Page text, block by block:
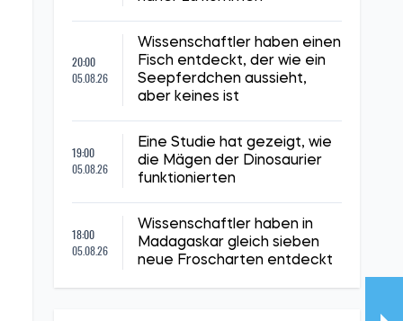
20:00
05.08.26
Wissenschaftler haben einen
Fisch entdeckt, der wie ein
Seepferdchen aussieht,
aber keines ist
19:00
05.08.26
Eine Studie hat gezeigt, wie
die Mägen der Dinosaurier
funktionierten
18:00
05.08.26
Wissenschaftler haben in
Madagaskar gleich sieben
neue Froscharten entdeckt